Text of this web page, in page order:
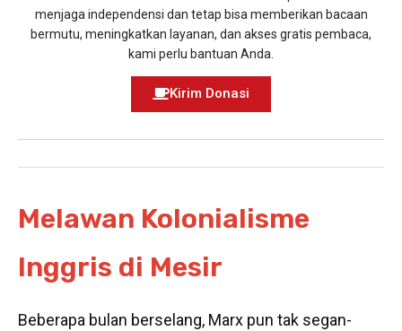
menjaga independensi dan tetap bisa memberikan bacaan
bermutu, meningkatkan layanan, dan akses gratis pembaca,
kami perlu bantuan Anda.
Kirim Donasi
Melawan Kolonialisme
Inggris di Mesir
Beberapa bulan berselang, Marx pun tak segan-